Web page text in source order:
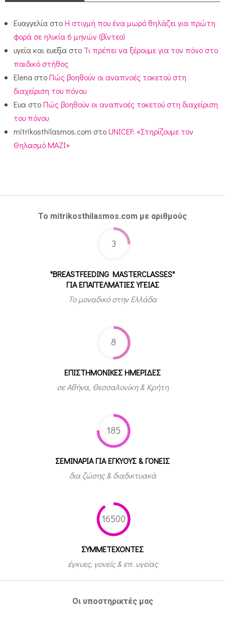
Ευαγγελία στοΗ στιγμή που ένα μωρό θηλάζει για πρώτη
φορά σε ηλικία 6 μηνών (βίντεο)
υγεία και ευεξία στο Τι πρέπει να ξέρουμε για τον πόνο στο
παιδικό στήθος
Elena στοΠώς βοηθούν οι αναπνοές τοκετού στη
διαχείριση του πόνου
Ευα στοΠώς βοηθούν οι αναπνοές τοκετού στη διαχείριση
του πόνου
mitrikosthilasmos.com στοUNICEF: «Στηρίζουμε τον
Θηλασμό ΜΑΖΙ»
Το mitrikosthilasmos.com με αριθμούς
3
"BREASTFEEDING MASTERCLASSES"
ΓΙΑ ΕΠΑΓΓΕΛΜΑΤΙΕΣ ΥΓΕΙΑΣ
Το μοναδικό στην Ελλάδα
8
ΕΠΙΣΤΗΜΟΝΙΚΕΣ ΗΜΕΡΙΔΕΣ
σε Αθήνα, Θεσσαλονίκη & Κρήτη
185
ΣΕΜΙΝΑΡΙΑ ΓΙΑ ΕΓΚΥΟΥΣ & ΓΟΝΕΙΣ
δια ζώσης & διαδικτυακά
16500
ΣΥΜΜΕΤEΧΟΝΤΕΣ
έγκυες, γονείς & επ. υγείας
Οι υποστηρικτές μας